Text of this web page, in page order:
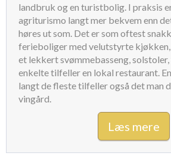
landbruk og en turistbolig. I praksis
agriturismo langt mer bekvem enn
høres ut som. Det er som oftest
ferieboliger med velutstyrte kjøkken,
et lekkert svømmebasseng,
enkelte tilfeller en lokal restaurant.
langt de fleste tilfeller også det man
vingård.
Læs mere